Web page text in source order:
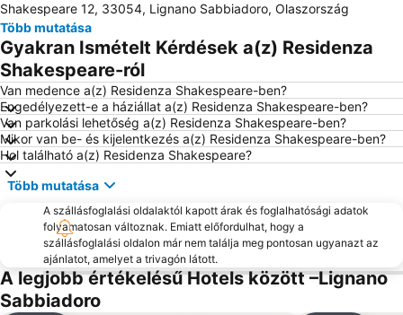
Spiaggia di Levante
Costa Azzurra
Spiaggia Principale
Via Andrea Bafile
Lignano Pineta Beach
Lungomare Caorle
Laguna Stella Maris
Duna Verde
Katoro
Marina Portorož
Centro storico
Aquapark Žusterna
Sabbiadoro
Spiaggia di Ponente
Cortellazzo
Krka Strunjan
Repülőtér Friuli Venezia Giulia
Avditorij Portorož
Jesolo Marina
the moon in the well
Aquafollie
Shakespeare 12, 33054, Lignano Sabbiadoro, Olaszország
Több mutatása
Gyakran Ismételt Kérdések a(z) Residenza
Shakespeare-ról
Van medence a(z) Residenza Shakespeare-ben?
Engedélyezett-e a háziállat a(z) Residenza Shakespeare-ben?
Van parkolási lehetőség a(z) Residenza Shakespeare-ben?
Mikor van be- és kijelentkezés a(z) Residenza Shakespeare-ben?
Hol található a(z) Residenza Shakespeare?
Több mutatása
A szállásfoglalási oldalaktól kapott árak és foglalhatósági adatok
folyamatosan változnak. Emiatt előfordulhat, hogy a
szállásfoglalási oldalon már nem találja meg pontosan ugyanazt az
ajánlatot, amelyet a trivagón látott.
A legjobb értékelésű Hotels között –Lignano
Sabbiadoro